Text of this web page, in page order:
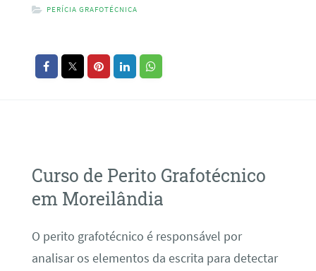
PERÍCIA GRAFOTÉCNICA
Curso de Perito Grafotécnico
em Moreilândia
O perito grafotécnico é responsável por
analisar os elementos da escrita para detectar